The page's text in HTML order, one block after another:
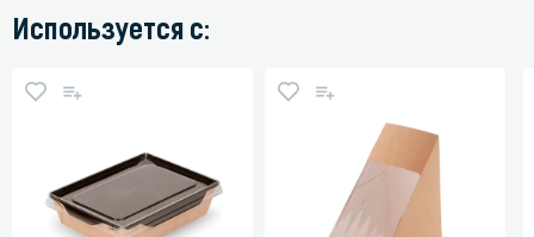
Используется с: